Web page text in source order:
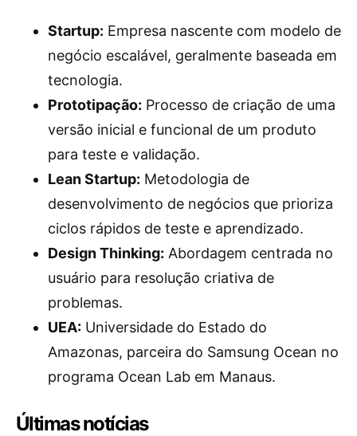
Startup: Empresa nascente com modelo de
negócio escalável, geralmente baseada em
tecnologia.
Prototipação: Processo de criação de uma
versão inicial e funcional de um produto
para teste e validação.
Lean Startup: Metodologia de
desenvolvimento de negócios que prioriza
ciclos rápidos de teste e aprendizado.
Design Thinking: Abordagem centrada no
usuário para resolução criativa de
problemas.
UEA: Universidade do Estado do
Amazonas, parceira do Samsung Ocean no
programa Ocean Lab em Manaus.
Últimas notícias